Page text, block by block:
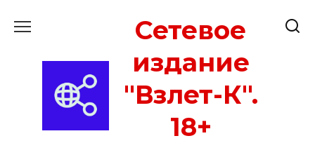
Сетевое
издание
"Взлет-К".
18+